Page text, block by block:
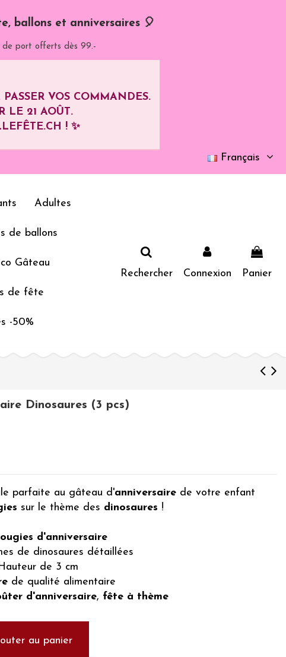
ballons et anniversaires 🎈
de port offerts dès 99.-
VOS COMMANDES.
LE 21 AOÛT.
! ✨
Français
Adultes
de ballons
Gâteau
de fête
-50%
Rechercher Connexion Panier
Dinosaures (3 pcs)
parfaite au gâteau d'anniversaire de votre enfant
sur le thème des dinosaures !
d'anniversaire
de dinosaures détaillées
de 3 cm
de qualité alimentaire
d'anniversaire, fête à thème
au panier